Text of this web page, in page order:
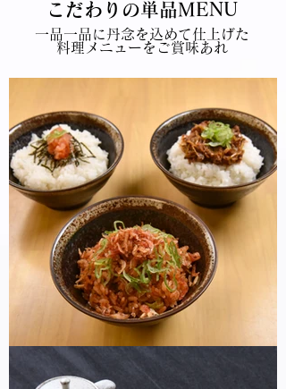
こだわりの単品MENU
一品一品に丹念を込めて仕上げた
料理メニューをご賞味あれ